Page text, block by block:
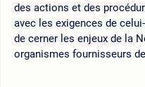
des actions et des
avec les exigences de
de cerner les enjeux de la
organismes fournisseurs